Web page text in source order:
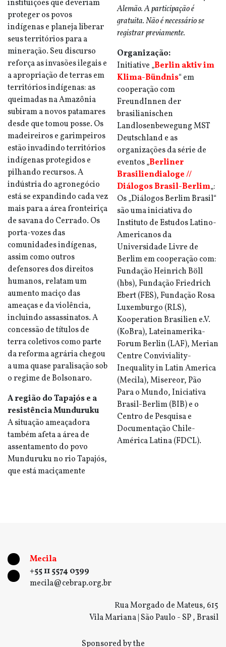
instituições que deveriam
proteger os povos
indígenas e planeja liberar
seus territórios para a
mineração. Seu discurso
reforça as invasões ilegais e
a apropriação de terras em
territórios indígenas: as
queimadas na Amazônia
subiram a novos patamares
desde que tomou posse. Os
madeireiros e garimpeiros
estão invadindo territórios
indígenas protegidos e
pilhando recursos. A
indústria do agronegócio
está se expandindo cada vez
mais para a área fronteiriça
de savana do Cerrado. Os
porta-vozes das
comunidades indígenas,
assim como outros
defensores dos direitos
humanos, relatam um
aumento maciço das
ameaças e da violência,
incluindo assassinatos. A
concessão de títulos de
terra coletivos como parte
da reforma agrária chegou
a uma quase paralisação sob
o regime de Bolsonaro.
A região do Tapajós e a
resistência Munduruku
A situação ameaçadora
também afeta a área de
assentamento do povo
Munduruku no rio Tapajós,
que está maciçamente
Alemão. A participação é
gratuita. Não é necessário se
registrar previamente.
Organização:
Initiative „Berlin aktiv im
Klima-Bündnis“ em
cooperação com
FreundInnen der
brasilianischen
Landlosenbewegung MST
Deutschland e as
organizações da série de
eventos „Berliner
Brasiliendialoge //
Diálogos Brasil-Berlim„:
Os „Diálogos Berlim Brasil“
são uma iniciativa do
Instituto de Estudos Latino-
Americanos da
Universidade Livre de
Berlim em cooperação com:
Fundação Heinrich Böll
(hbs), Fundação Friedrich
Ebert (FES), Fundação Rosa
Luxemburgo (RLS),
Kooperation Brasilien e.V.
(KoBra), Lateinamerika-
Forum Berlin (LAF), Merian
Centre Conviviality-
Inequality in Latin America
(Mecila), Misereor, Pão
Para o Mundo, Iniciativa
Brasil-Berlim (BIB) e o
Centro de Pesquisa e
Documentação Chile-
América Latina (FDCL).
Mecila
+55 11 5574 0399
mecila@cebrap.org.br
Rua Morgado de Mateus, 615
Vila Mariana | São Paulo - SP , Brasil
Sponsored by the